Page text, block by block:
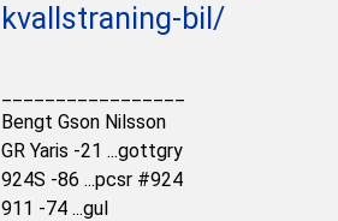
kvallstraning-bil/
Bengt Gson Nilsson
GR Yaris -21 ...gottgry
924S -86 ...pcsr #924
911 -74 ...gul